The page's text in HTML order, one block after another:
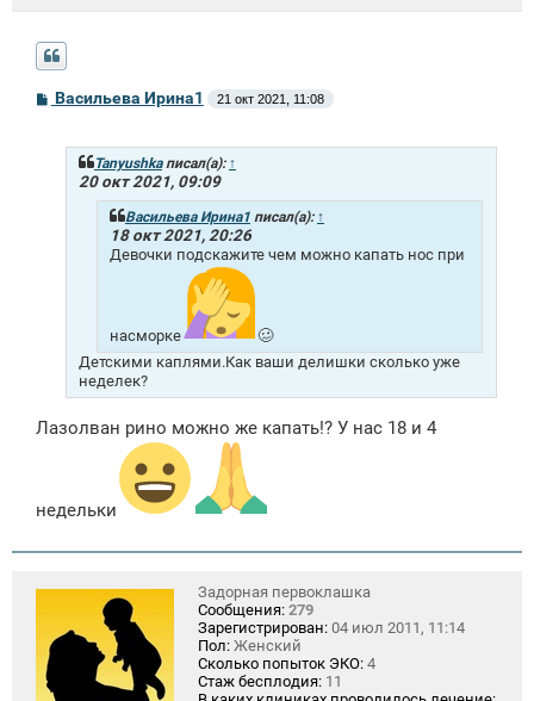
С
о
Васильева Ирина1 21 окт 2021, 11:08
Tanyushkaписал(а): ↑
20 окт 2021, 09:09
Васильева Ирина1 писал(а): ↑
18 окт 2021, 20:26
Девочки подскажите чем можно капать нос при
насморке
🥴
Детскими каплями.Как ваши делишки сколько уже
неделек?
Лазолван рино можно же капать!? У нас 18 и 4
недельки
Задорная первоклашка
Сообщения: 279
Зарегистрирован: 04 июл 2011, 11:14
Пол: Женский
Сколько попыток ЭКО: 4
Стаж бесплодия: 11